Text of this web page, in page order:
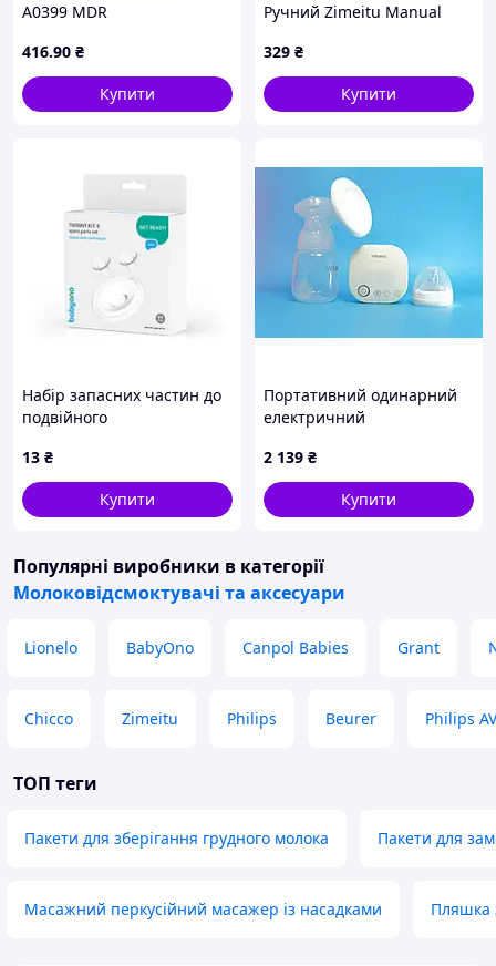
A0399 MDR
416.90 ₴
Купити
Ручний Zimeitu Manual
годування Білий та
Контейнер Жабка Рожевий
n-13533
329 ₴
Купити
Набір запасних частин до
подвійного
"TWINNY" (набір
силіконових лійок)
/"Babyono"
13 ₴
Купити
Портативний одинарний
електричний
YOUHA з функцією
2 139 ₴
Купити
Популярні виробники в категорії
Молоковідсмоктувачі та аксесуари
Lionelo BabyOno Canpol Babies Grant
Chicco Zimeitu Philips Beurer Philips
ТОП теги
Пакети для зберігання грудного молока Пакети для
Масажний перкусійний масажер із насадками Пляшка